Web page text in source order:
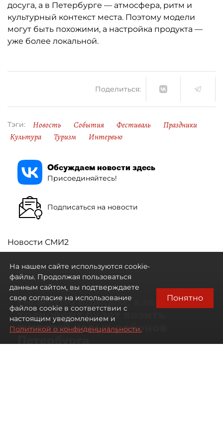
досуга, а в Петербурге — атмосфера, ритм и
культурный контекст места. Поэтому модели
могут быть похожими, а настройка продукта —
уже более локальной.
Поделиться:
Тэги: Новость События Фестиваль
Праздники
Культура
Туризм Интервью
Обсуждаем новости здесь
Присоединяйтесь!
Подписаться на новости
Новости СМИ2
Не метро единым: какой
транспорт будет возить
жителей новых районов
Петербурга
На нашем сайте используются cookie-
файлы. Продолжая пользоваться
данным сайтом, вы подтверждаете
свое согласие на использование
файлов cookie в соответствии с
настоящим уведомлением и
Политикой о конфиденциальности.
Понятно